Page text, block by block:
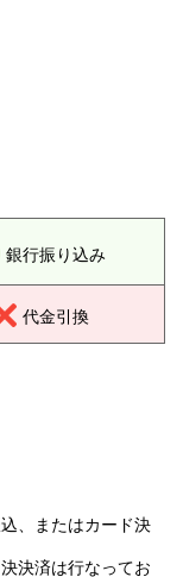
銀行振り込み
代金引換
、またはカード決
決済は行なってお